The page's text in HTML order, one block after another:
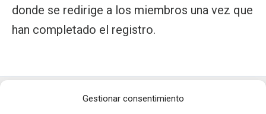
Gestionar consentimiento
donde se redirige a los miembros una vez que
han completado el registro.
Copyright © 2026 Profe Iago